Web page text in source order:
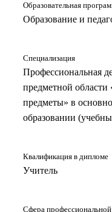
Образовательная
Образование и
Специализация
Профессиональная
предметной области
предметы» в
образовании
Квалификация в дипломе
Учитель
Сфера профессиональной